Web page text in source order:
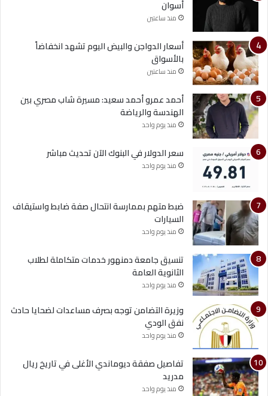
أسوان
منذ ساعتين
أسعار الدواجن والبيض اليوم تشهد انخفاضاً
بالأسواق
منذ ساعتين
أحمد عمرو أحمد سعيد: مسيرة شاب مصري بين
الهندسة والرياضة
منذ يوم واحد
سعر الدولار في البنوك الآن تحديث مباشر
منذ يوم واحد
ضبط متهم بممارسة انتحال صفة ضابط واستيقاف
السيارات
منذ يوم واحد
تنسيق جامعة دمنهور خدمات متكاملة لطلاب
الثانوية العامة
منذ يوم واحد
وزيرة التضامن توجه بصرف مساعدات لضحايا حادث
نفق الودي
منذ يوم واحد
تفاصيل صفقة ديوماندي الأغلى في تاريخ ريال
مدريد
منذ يوم واحد